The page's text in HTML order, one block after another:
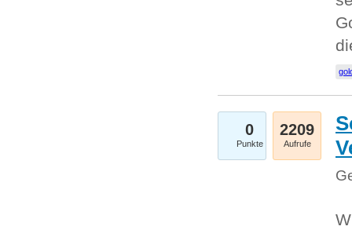
0
Punkte
2209
Aufrufe